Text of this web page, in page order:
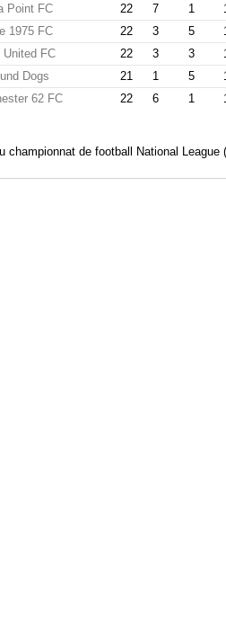
Point FC 22 7 1
1975 FC 22 3 5
FC 22 3 3
Dogs 21 1 5
62 FC 22 6 1
championnat de football National League